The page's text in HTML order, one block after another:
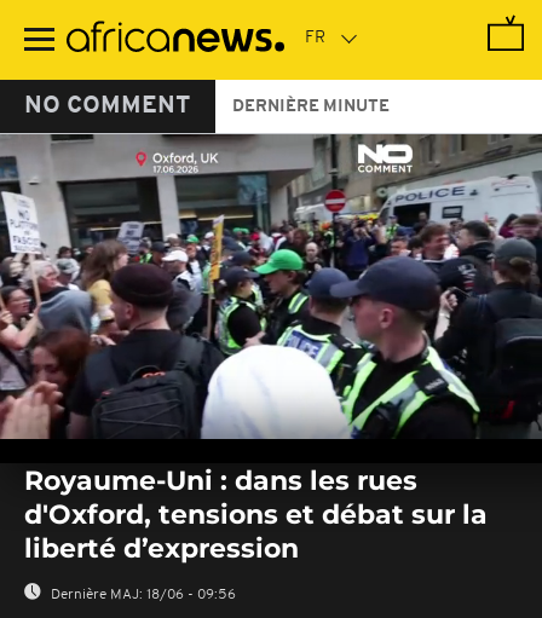
contenu
NO COMMENT DERNIÈRE MINUTE
seconds
seconds
Royaume-Uni : dans les rues
d'Oxford, tensions et débat sur la
liberté d’expression
Dernière MAJ: 18/06 - 09:56